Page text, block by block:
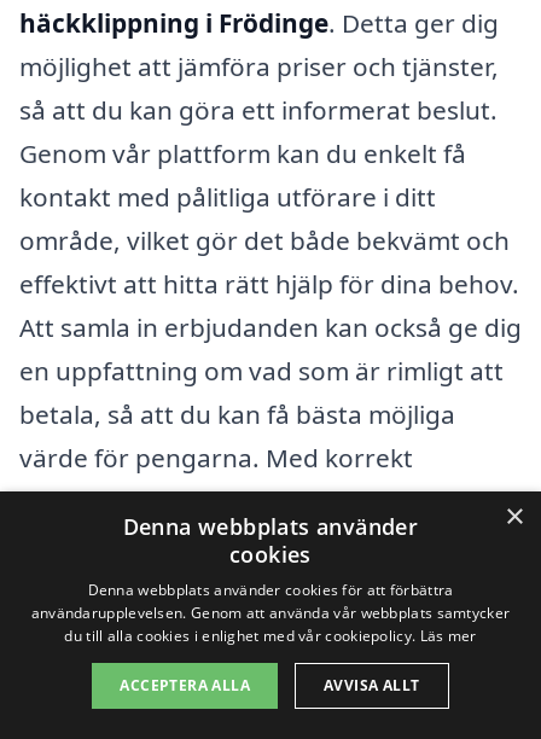
häckklippning i Frödinge. Detta ger dig
möjlighet att jämföra priser och tjänster,
så att du kan göra ett informerat beslut.
Genom vår plattform kan du enkelt få
kontakt med pålitliga utförare i ditt
område, vilket gör det både bekvämt och
effektivt att hitta rätt hjälp för dina behov.
Att samla in erbjudanden kan också ge dig
en uppfattning om vad som är rimligt att
betala, så att du kan få bästa möjliga
värde för pengarna. Med korrekt
information och en noggrann jämförelse
kan du säkerställa att din häckklippning
blir både prisvärd och av hög kvalitet.
Få 3 erbjudanden, gratis och utan
förpliktelser
×
Denna webbplats använder
cookies
Denna webbplats använder cookies för att förbättra
användarupplevelsen. Genom att använda vår webbplats samtycker
du till alla cookies i enlighet med vår cookiepolicy. Läs mer
ACCEPTERA ALLA AVVISA ALLT